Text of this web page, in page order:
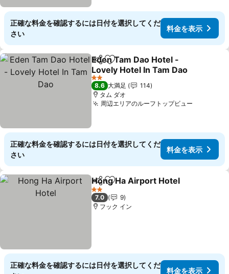
正確な料金を確認するには日付を選択してくだ
さい
料金を表示
シェアお気に入りに追加
Eden Tam Dao Hotel -
Lovely Hotel In Tam Dao
料金を表示
2 ホテルのランク
8.6 大満足
114
タム ダオ
周辺エリアのルーフトップビュー
正確な料金を確認するには日付を選択してくだ
さい
料金を表示
シェアお気に入りに追加
Hong Ha Airport Hotel
2 ホテルのランク
7.0
9
フック イン
正確な料金を確認するには日付を選択してくだ
料金を表示